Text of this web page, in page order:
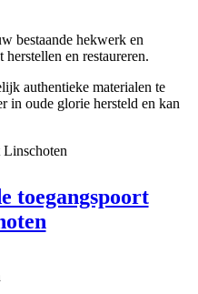
bestaande hekwerk en
en restaureren.
authentieke materialen te
in oude glorie hersteld en kan
toegangspoort